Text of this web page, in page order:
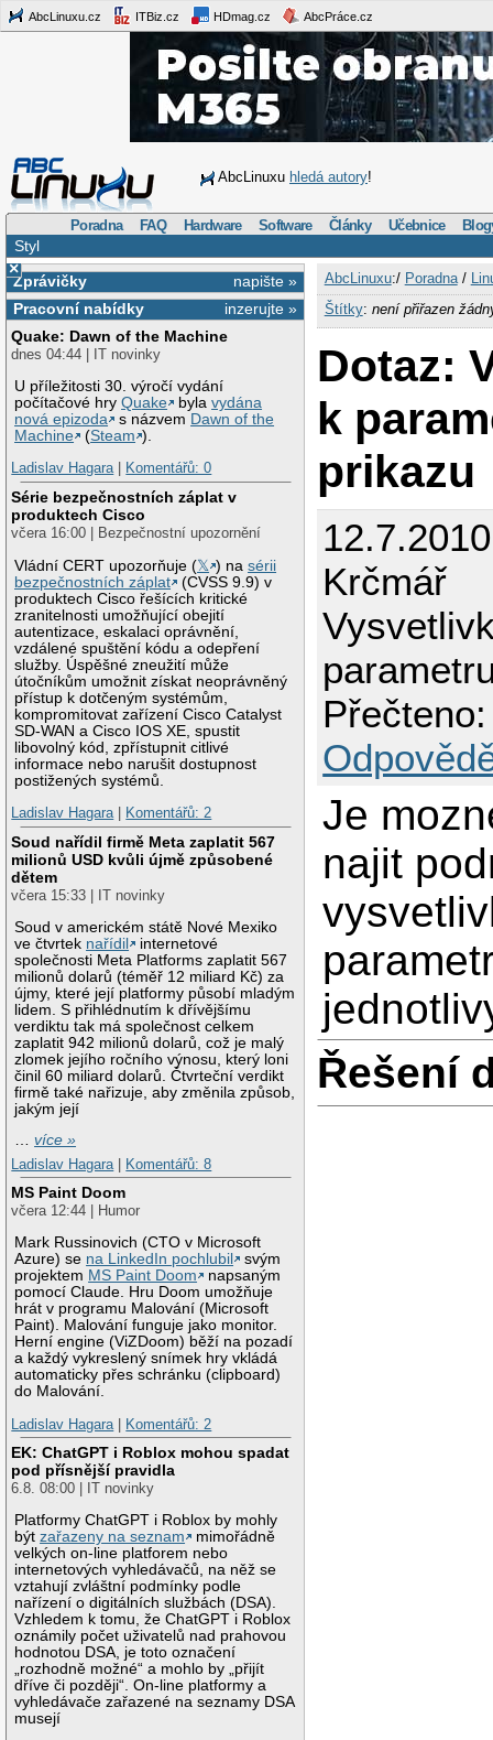
AbcLinuxu.cz ITBiz.cz HDmag.cz AbcPráce.cz
AbcLinuxu hledá autory!
Poradna FAQ Hardware Software Články Učebnice
Styl
×
napište »
Zprávičky
inzerujte »
Pracovní nabídky
Quake: Dawn of the Machine
dnes 04:44 | IT novinky
U příležitosti 30. výročí vydání
počítačové hryQuake bylavydána
nová epizoda
s názvem Dawn of the
Machine
(Steam ).
Ladislav Hagara| Komentářů: 0
Série bezpečnostních záplat v
produktech Cisco
včera 16:00 | Bezpečnostní upozornění
Vládní CERT upozorňuje (𝕏 ) nasérii
bezpečnostních záplat
(CVSS 9.9) v
produktech Cisco řešících kritické
zranitelnosti umožňující obejití
autentizace, eskalaci oprávnění,
vzdálené spuštění kódu a odepření
služby. Úspěšné zneužití může
útočníkům umožnit získat neoprávněný
přístup k dotčeným systémům,
kompromitovat zařízení Cisco Catalyst
SD-WAN a Cisco IOS XE, spustit
libovolný kód, zpřístupnit citlivé
informace nebo narušit dostupnost
postižených systémů.
Ladislav Hagara| Komentářů: 2
Soud nařídil firmě Meta zaplatit 567
milionů USD kvůli újmě způsobené
dětem
včera 15:33 | IT novinky
Soud v americkém státě Nové Mexiko
ve čtvrtek nařídil
internetové
společnosti Meta Platforms zaplatit 567
milionů dolarů (téměř 12 miliard Kč) za
újmy, které její platformy působí mladým
lidem. S přihlédnutím k dřívějšímu
verdiktu tak má společnost celkem
zaplatit 942 milionů dolarů, což je malý
zlomek jejího ročního výnosu, který loni
činil 60 miliard dolarů. Čtvrteční verdikt
firmě také nařizuje, aby změnila způsob,
jakým její
…více »
Ladislav Hagara
Komentářů: 8
MS Paint Doom
včera 12:44 | Humor
Mark Russinovich (CTO v Microsoft
Azure) se na LinkedIn pochlubil
svým
projektem MS Paint Doom
napsaným
pomocí Claude. Hru Doom umožňuje
hrát v programu Malování (Microsoft
Paint). Malování funguje jako monitor.
Herní engine (ViZDoom) běží na pozadí
a každý vykreslený snímek hry vkládá
automaticky přes schránku (clipboard)
do Malování.
Ladislav Hagara
Komentářů: 2
EK: ChatGPT i Roblox mohou spadat
pod přísnější pravidla
6.8. 08:00 | IT novinky
Platformy ChatGPT i Roblox by mohly
býtzařazeny na seznam
mimořádně
velkých on-line platforem nebo
internetových vyhledávačů, na něž se
vztahují zvláštní podmínky podle
nařízení o digitálních službách (DSA).
Vzhledem k tomu, že ChatGPT i Roblox
oznámily počet uživatelů nad prahovou
hodnotou DSA, je toto označení
„rozhodně možné“ a mohlo by „přijít
dříve či později“. On-line platformy a
vyhledávače zařazené na seznamy DSA
musejí
AbcLinuxu:/ Poradna/
Štítky: není přiřazen
Dotaz:
k
prikazu
Krčmář
Je
najit
Řešení